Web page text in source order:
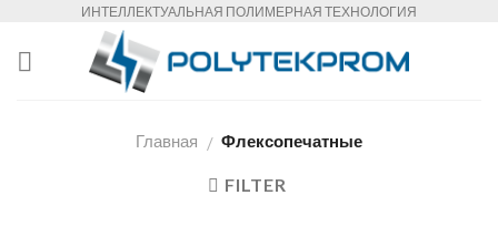
content
ИНТЕЛЛЕКТУАЛЬНАЯ ПОЛИМЕРНАЯ ТЕХНОЛОГИЯ
Главная / Флексопечатные
FILTER